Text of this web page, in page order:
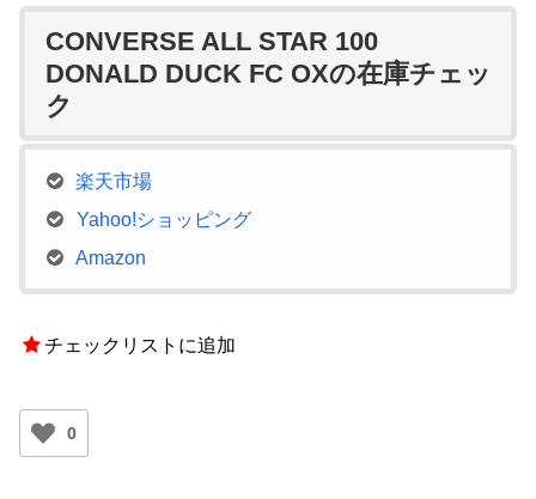
CONVERSE ALL STAR 100
DONALD DUCK FC OXの在庫チェッ
ク
楽天市場
Yahoo!ショッピング
Amazon
チェックリストに追加
0